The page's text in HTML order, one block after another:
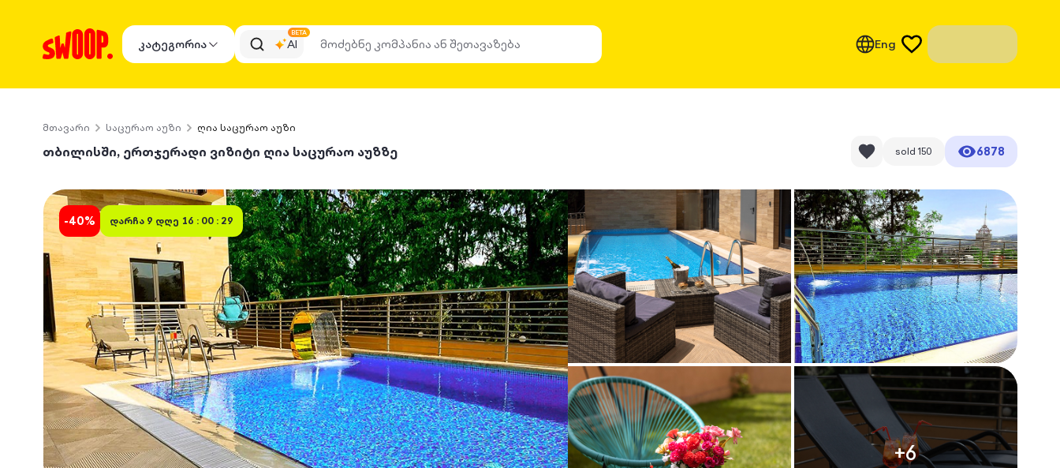
კატეგორია AI
BETA
Eng
მთავარი საცურაო აუზი ღია საცურაო აუზი
თბილისში, ერთჯერადი ვიზიტი ღია საცურაო აუზზე sold 150 6878
+6
-40% დარჩა 9 დღე 16 : 00 : 29